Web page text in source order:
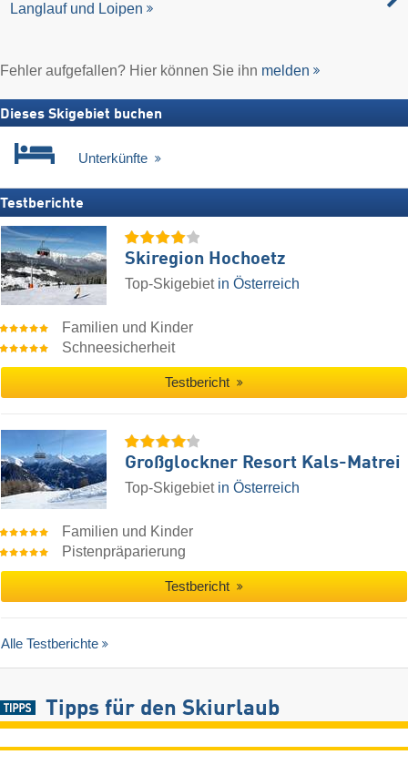
Langlauf und Loipen
Fehler aufgefallen? Hier können Sie ihn melden
Dieses Skigebiet buchen
Unterkünfte
Testberichte
Skiregion Hochoetz
Top-Skigebiet in Österreich
Familien und Kinder
Schneesicherheit
Testbericht
Großglockner Resort Kals-Matrei
Top-Skigebiet in Österreich
Familien und Kinder
Pistenpräparierung
Testbericht
Alle Testberichte
Tipps für den Skiurlaub